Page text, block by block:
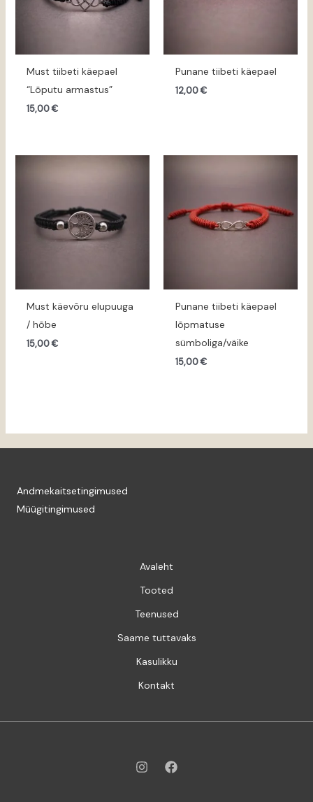
Must tiibeti käepael
“Lõputu armastus”
15,00€
Punane tiibeti käepael
12,00€
Must käevõru elupuuga
/ hõbe
15,00€
Punane tiibeti käepael
lõpmatuse
sümboliga/väike
15,00€
Andmekaitsetingimused
Müügitingimused
Avaleht
Tooted
Teenused
Saame tuttavaks
Kasulikku
Kontakt